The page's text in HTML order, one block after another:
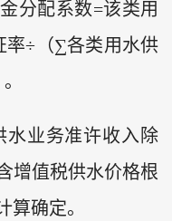
分配系数=该类用
率÷（∑各类用水供
业务准许收入除
增值税供水价格根
算确定。